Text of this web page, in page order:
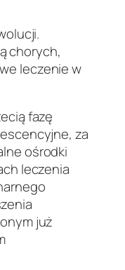
chorych,
leczenie w
fazę
za
ośrodki
leczenia
już